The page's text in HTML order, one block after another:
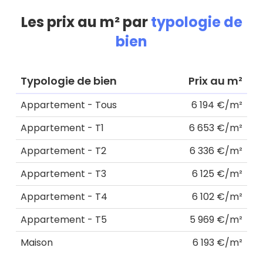
Les prix au m² partypologie de
bien
Typologie de bien Prix au m²
Appartement - Tous
6 194 €/m²
Appartement - T1
6 653 €/m²
Appartement - T2
6 336 €/m²
Appartement - T3
6 125 €/m²
Appartement - T4
6 102 €/m²
Appartement - T5
5 969 €/m²
Maison
6 193 €/m²